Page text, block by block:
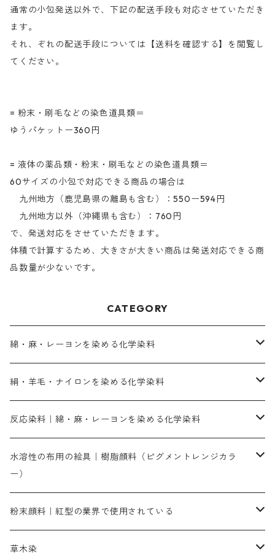
通常の小包発送以外で、下記の配送手段も対応させていただき
ます。
それ、ぞれの配送手段については【送料を確認する】を閲覧し
てください。
= 粉末・刷毛などの染色道具類＝
ゆうパケットー360円
= 液体の薬品類・粉末・刷毛などの染色道具類＝
60サイズの小包で対応できる商品の場合は
九州地方（鹿児島県の離島も含む）：550ー594円
九州地方以外（沖縄県も含む）：760円
で、発送対応をさせていただきます。
体積で計算するため、大きさが大きい商品は発送対応できる商
品数量が少ないです。
CATEGORY
綿・麻・レーヨンを染める化学染料
直接染料－染色手順が簡単
人気のおすすめ直接染料
染色に必要な薬品類
絹・羊毛・ナイロンを染める化学染料
お買い得品
染料一覧
人気のおすすめ染料
染色に必要な薬品類
補助薬品
反応染料｜綿・麻・レーヨンを染める化学染料
お勧めの3原色（赤・青・黄色）
お勧め｜スミフィックス～
3原色以外の色目
赤色
染色に必要な薬品
水溶性の布用の絵具｜樹脂顔料（ピグメントレンジカラ
ー）
ネオカラー（色）
内容量：100g
バィンダー（定着剤）
粉末顔料｜紅型の業界で使用されている
赤色系
草木染